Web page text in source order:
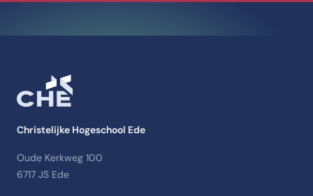
Christelijke Hogeschool Ede
Oude Kerkweg 100
6717 JS Ede